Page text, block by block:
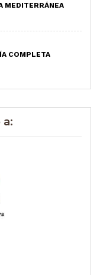
MEDITERRÁNEA
COMPLETA
a: